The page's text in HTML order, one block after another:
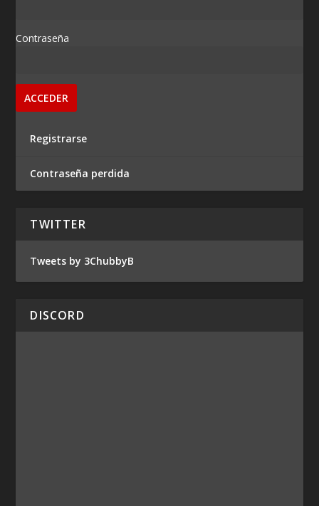
Contraseña
Registrarse
Contraseña perdida
TWITTER
Tweets by 3ChubbyB
DISCORD